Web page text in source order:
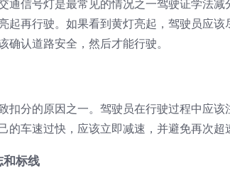
通信号灯是最常见的情况之一驾驶证学法
起再行驶。如果看到黄灯亮起，驾驶员应
确认道路安全，然后才能行驶。
扣分的原因之一。驾驶员在行驶过程中应
的车速过快，应该立即减速，并避免再次超
和标线